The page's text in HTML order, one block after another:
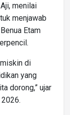
menilai
menjawab
Etam
di
yang
dorong,” ujar